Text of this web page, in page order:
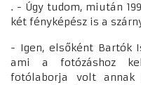
. - Úgy tudom, miután
két fényképész is a
- Igen, elsőként Bartók
ami a fotózáshoz
fotólaborja volt annak